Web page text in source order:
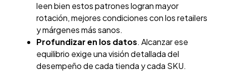
leen bien estos patrones logran mayor
rotación, mejores condiciones con los retailers
y márgenes más sanos.
Profundizar en los datos. Alcanzar ese
equilibrio exige una visión detallada del
desempeño de cada tienda y cada SKU.